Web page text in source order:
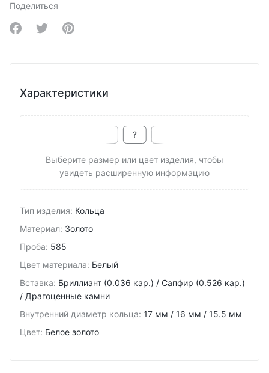
Поделиться
Share on Facebook
Share on Twitter
Share on Pinterest
Характеристики
Выберите размер или цвет изделия, чтобы
увидеть расширенную информацию
Тип изделия: Кольца
Материал: Золото
Проба: 585
Цвет материала: Белый
Вставка: Бриллиант (0.036 кар.) / Сапфир (0.526 кар.)
/ Драгоценные камни
Внутренний диаметр кольца: 17 мм / 16 мм / 15.5 мм
Цвет: Белое золото